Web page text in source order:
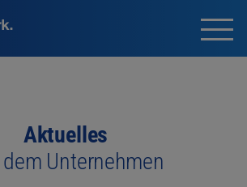
Aktuelles
Unternehmen